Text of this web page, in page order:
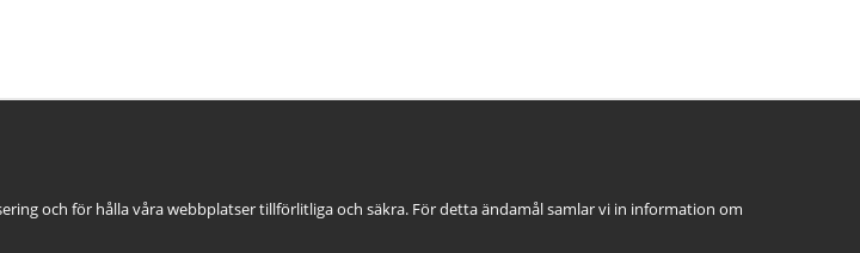
och för hålla våra webbplatser tillförlitliga och säkra. För detta ändamål samlar vi in information om